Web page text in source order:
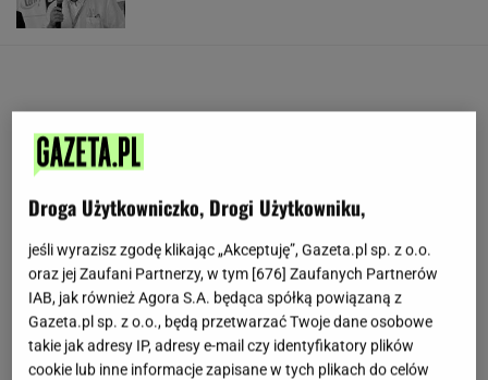
Droga Użytkowniczko, Drogi Użytkowniku,
jeśli wyrazisz zgodę klikając „Akceptuję”, Gazeta.pl sp. z o.o.
oraz jej Zaufani Partnerzy, w tym [676] Zaufanych Partnerów
IAB, jak również Agora S.A. będąca spółką powiązaną z
Gazeta.pl sp. z o.o., będą przetwarzać Twoje dane osobowe
takie jak adresy IP, adresy e-mail czy identyfikatory plików
cookie lub inne informacje zapisane w tych plikach do celów